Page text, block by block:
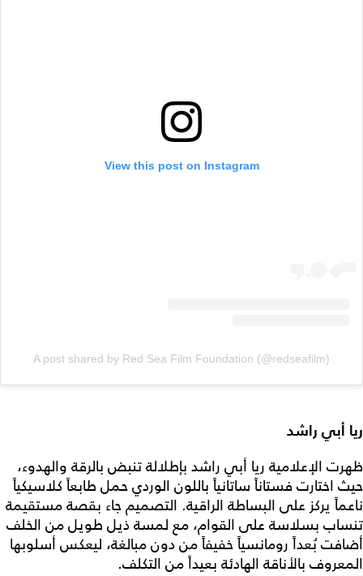
View this post on Instagram
A post shared by Red Sea Film Foundation (@redseafilm)
ريا أبي راشد
ظهرت الإعلامية ريا أبي راشد بإطلالة تنبض بالرقة والهدوء،
حيث اختارت فستاناً ساتانياً باللون الوردي حمل طابعاً كلاسيكياً
ناعماً يركز على البساطة الراقية. التصميم جاء بقصة مستقيمة
تنساب بسلاسة على القوام، مع لمسة ذيل طويل من الخلف
أضافت بُعداً رومانسياً خفيفاً من دون مبالغة، ليعكس أسلوبها
المعروف بالأناقة الهادئة بعيداً من التكلف.